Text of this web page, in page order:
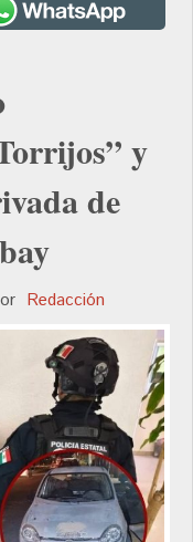
y
de
Redacción